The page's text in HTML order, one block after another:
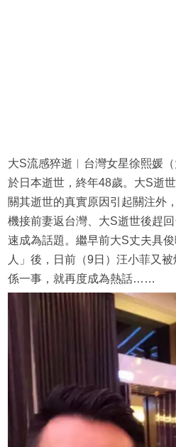
大S流感猝逝︱台灣女星徐熙媛
於日本逝世，終年48歲。大S逝
關其逝世的真實原因引起關注外
機接前妻返台灣、大S逝世後趕
速成為話題。繼早前大S丈夫具
人」後，日前（9日）汪小菲又
係一事，就再度成為熱話……